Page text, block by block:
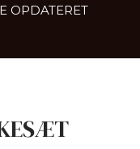
OPDATERET​